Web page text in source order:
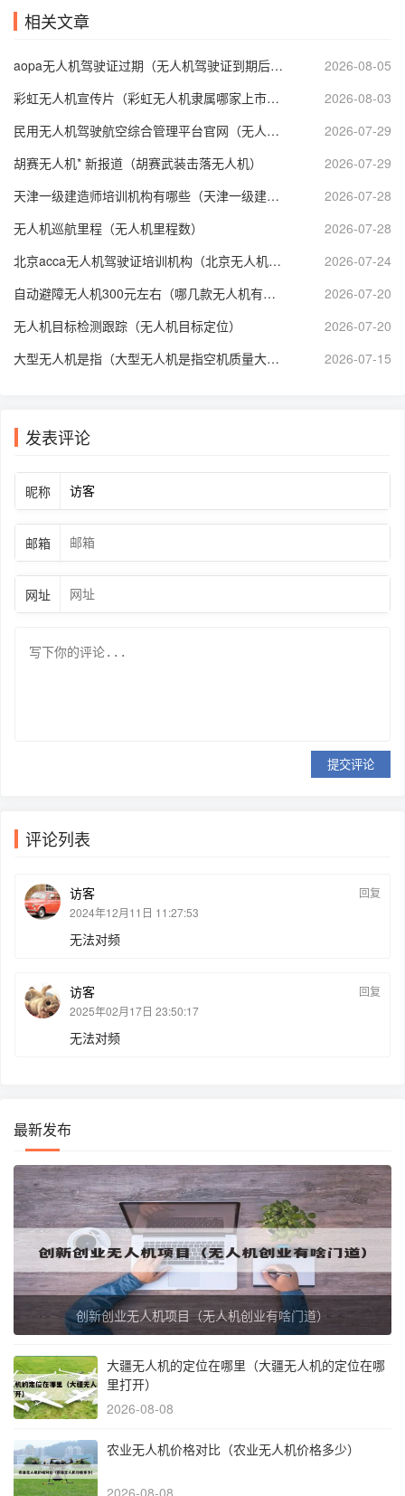
相关文章
aopa无人机驾驶证过期（无人机驾驶证到期后怎么审证）
2026-08-05
彩虹无人机宣传片（彩虹无人机隶属哪家上市公司）
2026-08-03
民用无人机驾驶航空综合管理平台官网（无人机考证报名入口官网）
2026-07-29
胡赛无人机* 新报道（胡赛武装击落无人机）
2026-07-29
天津一级建造师培训机构有哪些（天津一级建造师* 新招聘）
2026-07-28
无人机巡航里程（无人机里程数）
2026-07-28
北京acca无人机驾驶证培训机构（北京无人机培训机构哪个好）
2026-07-24
自动避障无人机300元左右（哪几款无人机有自动避障功能）
2026-07-20
无人机目标检测跟踪（无人机目标定位）
2026-07-20
大型无人机是指（大型无人机是指空机质量大于多少千克的无人机?）
2026-07-15
发表评论
昵称
邮箱
网址
提交评论
评论列表
访客
回复
2024年12月11日 11:27:53
无法对频
访客
回复
2025年02月17日 23:50:17
无法对频
最新发布
创新创业无人机项目（无人机创业有啥门道）
大疆无人机的定位在哪里（大疆无人机的定位在哪
里打开）
2026-08-08
农业无人机价格对比（农业无人机价格多少）
2026-08-08